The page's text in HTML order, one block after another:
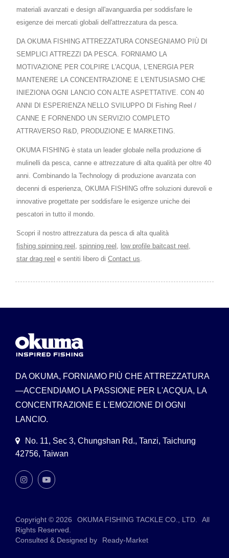
materiali avanzati e design all'avanguardia per soddisfare le
esigenze dei mercati globali dell'attrezzatura da pesca.
DA OKUMA FISHING ATTREZZATURA CONSEGNIAMO PIÙ DI
SEMPLICI ATTREZZI DA PESCA. FORNIAMO LA
MOTIVAZIONE PER COLPIRE L'ACQUA, L'ENERGIA PER
MANTENERE LA CONCENTRAZIONE E L'ENTUSIASMO CHE
INIEZIONA OGNI LANCIO CON ALTE ASPETTATIVE. CON 40
ANNI DI ESPERIENZA NELLO SVILUPPO DI Fishing Reel /
CANNE E FORNENDO UN SERVIZIO COMPLETO
ATTRAVERSO R&D, PRODUZIONE E MARKETING.
OKUMA FISHING è stata un leader globale nella produzione di
mulinelli da pesca, canne e attrezzature di alta qualità per oltre 40
anni. Combinando la Technology di produzione avanzata con
decenni di esperienza, OKUMA FISHING offre soluzioni durevoli e
innovative progettate per soddisfare le esigenze uniche dei
pescatori in tutto il mondo.
Scopri il nostro attrezzatura da pesca di alta qualità
fishing spinning reel , spinning reel , low profile baitcast reel ,
star drag reel e sentiti libero di Contact us.
DA OKUMA, FORNIAMO PIÙ CHE ATTREZZATURA
—ACCENDIAMO LA PASSIONE PER L'ACQUA, LA
CONCENTRAZIONE E L'EMOZIONE DI OGNI
LANCIO.
No. 11, Sec 3, Chungshan Rd., Tanzi, Taichung
42756, Taiwan
Copyright © 2026 OKUMA FISHING TACKLE CO., LTD.
All
Rights Reserved.
Consulted & Designed by
Ready-Market